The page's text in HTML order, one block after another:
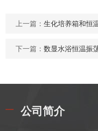
上一篇：生化培养箱和恒
下一篇：数显水浴恒温振
公司简介